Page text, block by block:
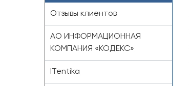
Отзывы клиентов
АО ИНФОРМАЦИОННАЯ
КОМПАНИЯ «КОДЕКС»
ITentika